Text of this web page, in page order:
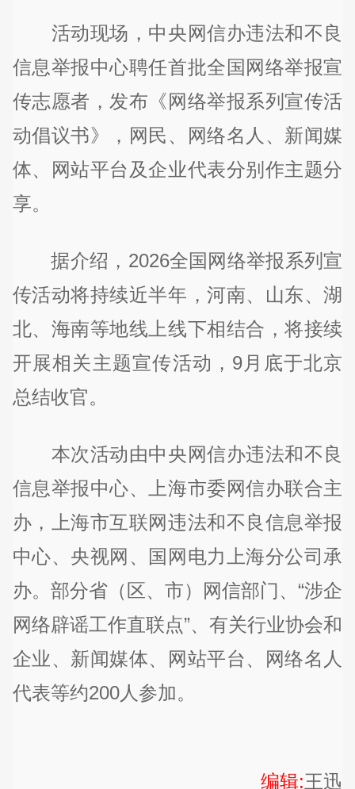
活动现场，中央网信办违法和不良
信息举报中心聘任首批全国网络举报宣
传志愿者，发布《网络举报系列宣传活
动倡议书》，网民、网络名人、新闻媒
体、网站平台及企业代表分别作主题分
享。
据介绍，2026全国网络举报系列宣
传活动将持续近半年，河南、山东、湖
北、海南等地线上线下相结合，将接续
开展相关主题宣传活动，9月底于北京
总结收官。
本次活动由中央网信办违法和不良
信息举报中心、上海市委网信办联合主
办，上海市互联网违法和不良信息举报
中心、央视网、国网电力上海分公司承
办。部分省（区、市）网信部门、“涉企
网络辟谣工作直联点”、有关行业协会和
企业、新闻媒体、网站平台、网络名人
代表等约200人参加。
编辑:王迅